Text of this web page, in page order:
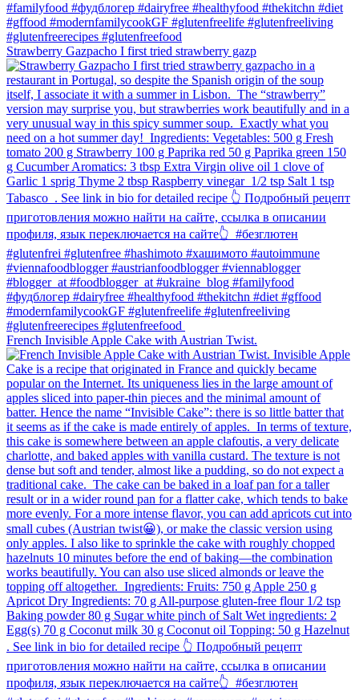
Strawberry Gazpacho⁠ I first tried strawberry gazp
French Invisible Apple Cake with Austrian Twist.⁠